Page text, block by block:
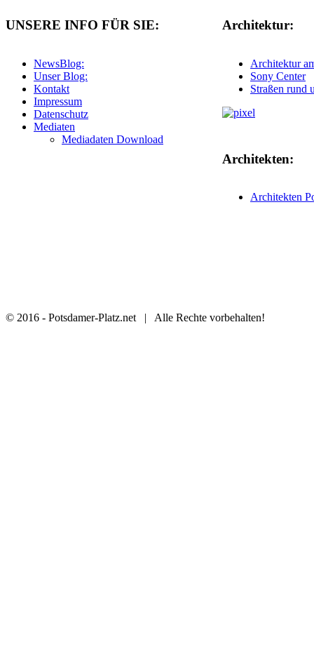
UNSERE INFO FÜR SIE:
NewsBlog:
Unser Blog:
Kontakt
Impressum
Datenschutz
Mediaten
Mediadaten Download
Architektur:
Architektur
Sony Center
Straßen rund
Architekten:
Architekten
© 2016 - Potsdamer-Platz.net | Alle Rechte vorbehalten!